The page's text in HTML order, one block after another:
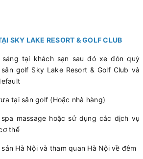
SKY LAKE RESORT & GOLF CLUB
sáng tại khách sạn sau đó xe đón quý
golf Sky Lake Resort & Golf Club và
tại sân golf (Hoặc nhà hàng)
massage hoặc sử dụng các dịch vụ
thể
Hà Nội và tham quan Hà Nội về đêm